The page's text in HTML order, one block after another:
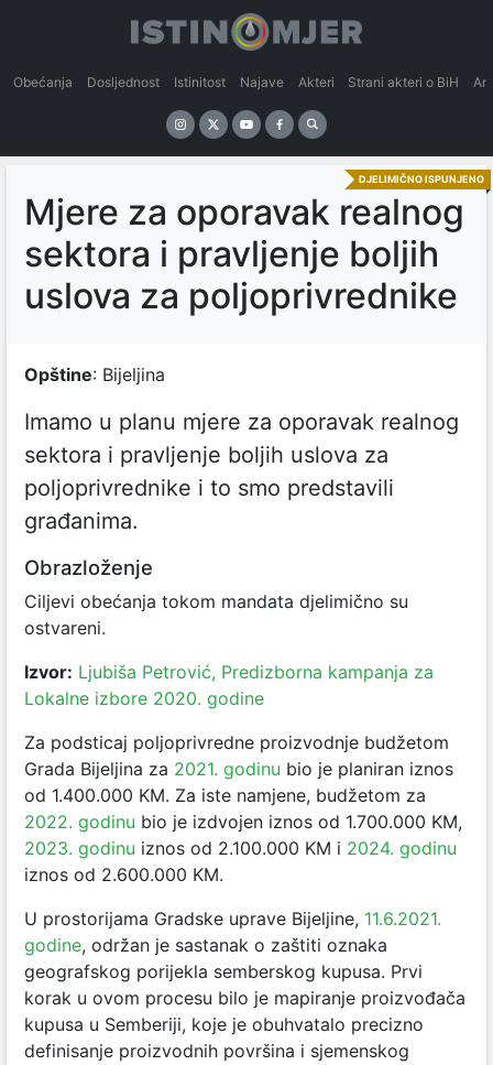
Obećanja Dosljednost Istinitost Najave Akteri Strani akteri o BiH
DJELIMIČNO ISPUNJENO
Mjere za oporavak realnog
sektora i pravljenje boljih
uslova za poljoprivrednike
Opštine: Bijeljina
Imamo u planu mjere za oporavak realnog
sektora i pravljenje boljih uslova za
poljoprivrednike i to smo predstavili
građanima.
Obrazloženje
Ciljevi obećanja tokom mandata djelimično su
ostvareni.
Izvor: Ljubiša Petrović, Predizborna kampanja za
Lokalne izbore 2020. godine
Za podsticaj poljoprivredne proizvodnje budžetom
Grada Bijeljina za 2021. godinu bio je planiran iznos
od 1.400.000 KM. Za iste namjene, budžetom za
2022. godinu bio je izdvojen iznos od 1.700.000 KM,
2023. godinu iznos od 2.100.000 KM i 2024. godinu
iznos od 2.600.000 KM.
U prostorijama Gradske uprave Bijeljine, 11.6.2021.
godine, održan je sastanak o zaštiti oznaka
geografskog porijekla semberskog kupusa. Prvi
korak u ovom procesu bilo je mapiranje proizvođača
kupusa u Semberiji, koje je obuhvatalo precizno
definisanje proizvodnih površina i sjemenskog